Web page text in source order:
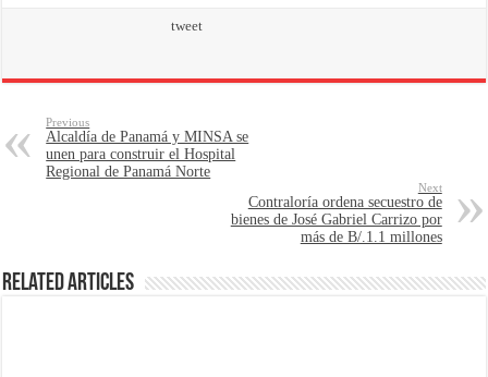
tweet
Previous
Alcaldía de Panamá y MINSA se
unen para construir el Hospital
Regional de Panamá Norte
Next
Contraloría ordena secuestro de
bienes de José Gabriel Carrizo por
más de B/.1.1 millones
Related Articles